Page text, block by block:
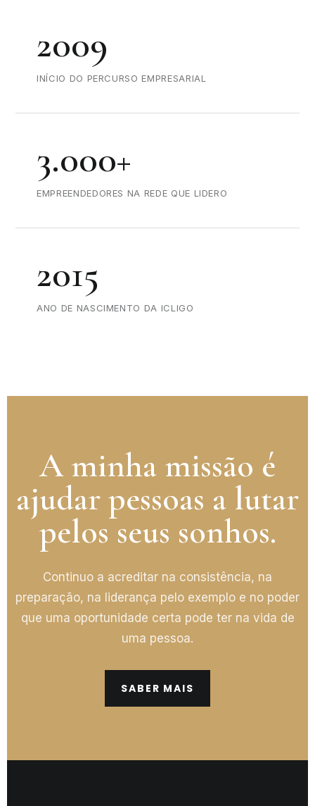
2009
INÍCIO DO PERCURSO EMPRESARIAL
3.000+
EMPREENDEDORES NA REDE QUE LIDERO
2015
ANO DE NASCIMENTO DA ICLIGO
A minha missão é
ajudar pessoas a lutar
pelos seus sonhos.
Continuo a acreditar na consistência, na
preparação, na liderança pelo exemplo e no poder
que uma oportunidade certa pode ter na vida de
uma pessoa.
SABER MAIS